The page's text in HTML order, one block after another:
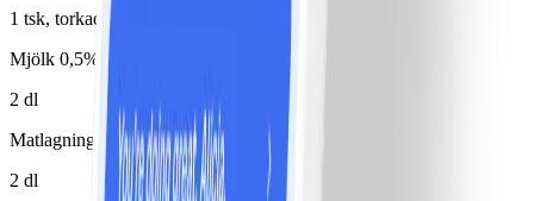
1 tsk, torkad
Mjölk 0,5%
2 dl
Matlagningsbas 4% (typ Milda mat)
2 dl